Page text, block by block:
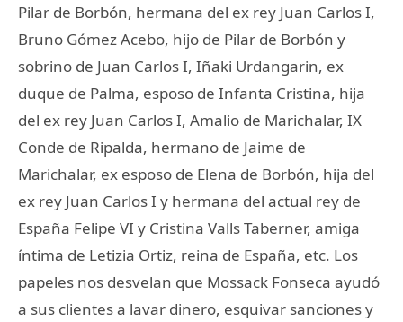
Pilar de Borbón, hermana del ex rey Juan Carlos I,
Bruno Gómez Acebo, hijo de Pilar de Borbón y
sobrino de Juan Carlos I, Iñaki Urdangarin, ex
duque de Palma, esposo de Infanta Cristina, hija
del ex rey Juan Carlos I, Amalio de Marichalar, IX
Conde de Ripalda, hermano de Jaime de
Marichalar, ex esposo de Elena de Borbón, hija del
ex rey Juan Carlos I y hermana del actual rey de
España Felipe VI y Cristina Valls Taberner, amiga
íntima de Letizia Ortiz, reina de España, etc. Los
papeles nos desvelan que Mossack Fonseca ayudó
a sus clientes a lavar dinero, esquivar sanciones y